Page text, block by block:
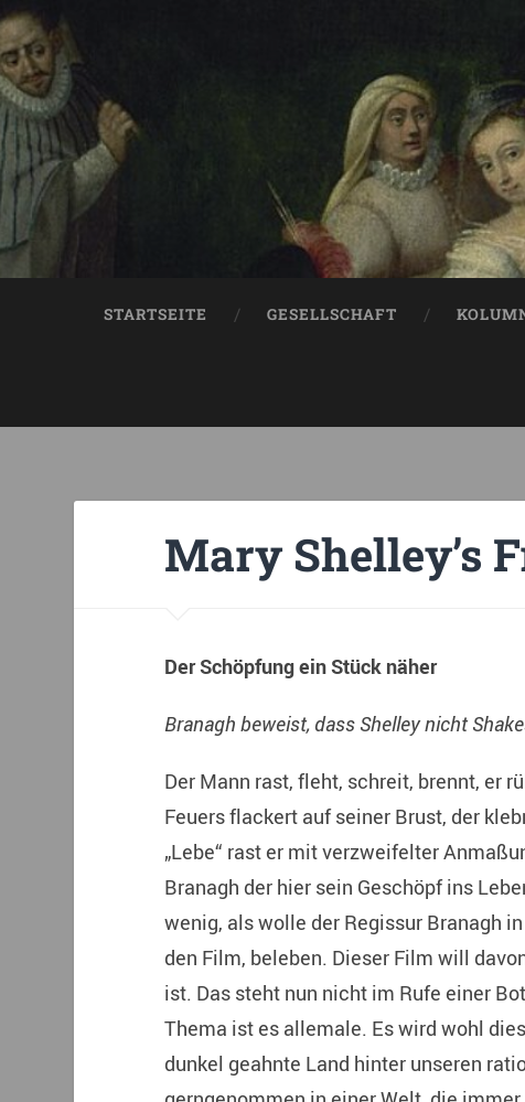
STARTSEITE GESELLSCHAFT
Mary Shelley’s
DerSchöpfung ein Stück näher
Branagh beweist, dass Shelley nicht
Der Mann rast, fleht, schreit, brennt, er
Feuers flackert auf seiner Brust, der
„Lebe“ rast er mit verzweifelter
Branagh der hier sein Geschöpf ins
wenig, als wolle der Regissur Branagh
den Film, beleben. Dieser Film will
ist. Das steht nun nicht im Rufe einer
Thema ist es allemale. Es wird wohl
dunkel geahnte Land hinter unseren